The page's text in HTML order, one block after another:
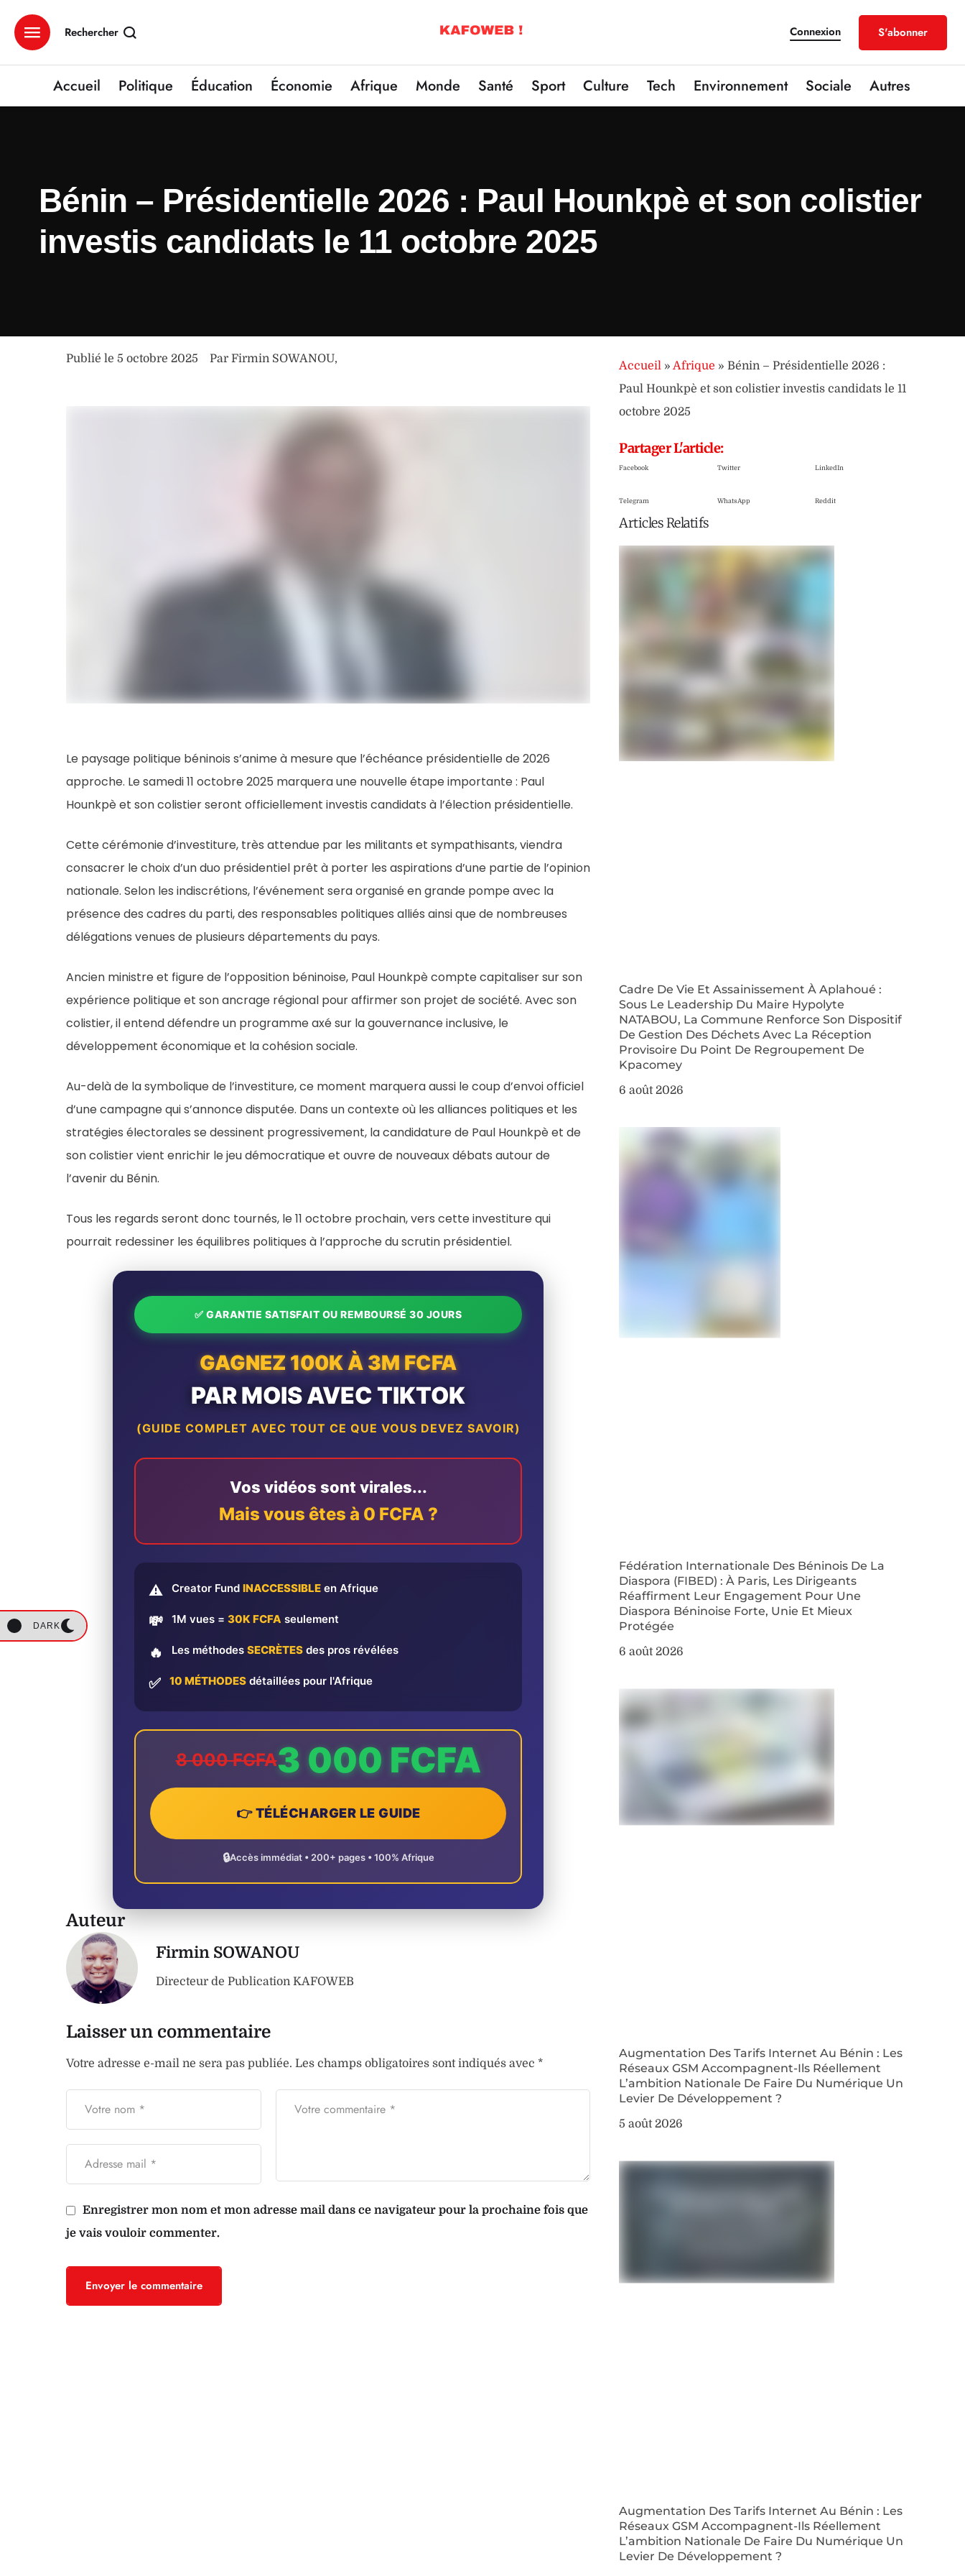
Rechercher Connexion S'abonner
Accueil Politique Éducation Économie Afrique Monde Santé Sport Culture Tech Environnement Sociale Autres
DARK
Bénin – Présidentielle 2026 : Paul Hounkpè et son colistier
investis candidats le 11 octobre 2025
Publié le 5 octobre 2025 Par Firmin SOWANOU,
Le paysage politique béninois s’anime à mesure que l’échéance présidentielle de 2026
approche. Le samedi 11 octobre 2025 marquera une nouvelle étape importante : Paul
Hounkpè et son colistier seront officiellement investis candidats à l’élection présidentielle.
Cette cérémonie d’investiture, très attendue par les militants et sympathisants, viendra
consacrer le choix d’un duo présidentiel prêt à porter les aspirations d’une partie de l’opinion
nationale. Selon les indiscrétions, l’événement sera organisé en grande pompe avec la
présence des cadres du parti, des responsables politiques alliés ainsi que de nombreuses
délégations venues de plusieurs départements du pays.
Ancien ministre et figure de l’opposition béninoise, Paul Hounkpè compte capitaliser sur son
expérience politique et son ancrage régional pour affirmer son projet de société. Avec son
colistier, il entend défendre un programme axé sur la gouvernance inclusive, le
développement économique et la cohésion sociale.
Au-delà de la symbolique de l’investiture, ce moment marquera aussi le coup d’envoi officiel
d’une campagne qui s’annonce disputée. Dans un contexte où les alliances politiques et les
stratégies électorales se dessinent progressivement, la candidature de Paul Hounkpè et de
son colistier vient enrichir le jeu démocratique et ouvre de nouveaux débats autour de
l’avenir du Bénin.
Tous les regards seront donc tournés, le 11 octobre prochain, vers cette investiture qui
pourrait redessiner les équilibres politiques à l’approche du scrutin présidentiel.
✅ GARANTIE SATISFAIT OU REMBOURSÉ 30 JOURS
GAGNEZ 100K À 3M FCFA
PAR MOIS AVEC TIKTOK
(GUIDE COMPLET AVEC TOUT CE QUE VOUS DEVEZ SAVOIR)
Vos vidéos sont virales...
Mais vous êtes à 0 FCFA ?
⚠️ Creator Fund INACCESSIBLE en Afrique
💸 1M vues = 30K FCFA seulement
🔥 Les méthodes SECRÈTES des pros révélées
✅ 10 MÉTHODES détaillées pour l'Afrique
8 000 FCFA3 000 FCFA
👉 TÉLÉCHARGER LE GUIDE
🔒Accès immédiat • 200+ pages • 100% Afrique
Auteur
Firmin SOWANOU
Directeur de Publication KAFOWEB
Laisser un commentaire
Votre adresse e-mail ne sera pas publiée. Les champs obligatoires sont indiqués avec *
Enregistrer mon nom et mon adresse mail dans ce navigateur pour la prochaine fois que
je vais vouloir commenter.
Envoyer le commentaire
Accueil » Afrique » Bénin – Présidentielle 2026 :
Paul Hounkpè et son colistier investis candidats le 11
octobre 2025
Partager L'article:
Facebook Twitter LinkedIn
Telegram WhatsApp Reddit
Articles Relatifs
Cadre De Vie Et Assainissement À Aplahoué :
Sous Le Leadership Du Maire Hypolyte
NATABOU, La Commune Renforce Son Dispositif
De Gestion Des Déchets Avec La Réception
Provisoire Du Point De Regroupement De
Kpacomey
6 août 2026
Fédération Internationale Des Béninois De La
Diaspora (FIBED) : À Paris, Les Dirigeants
Réaffirment Leur Engagement Pour Une
Diaspora Béninoise Forte, Unie Et Mieux
Protégée
6 août 2026
Augmentation Des Tarifs Internet Au Bénin : Les
Réseaux GSM Accompagnent-Ils Réellement
L’ambition Nationale De Faire Du Numérique Un
Levier De Développement ?
5 août 2026
Augmentation Des Tarifs Internet Au Bénin : Les
Réseaux GSM Accompagnent-Ils Réellement
L’ambition Nationale De Faire Du Numérique Un
Levier De Développement ?